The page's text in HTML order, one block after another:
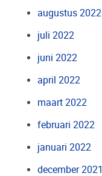
augustus 2022
juli 2022
juni 2022
april 2022
maart 2022
februari 2022
januari 2022
december 2021